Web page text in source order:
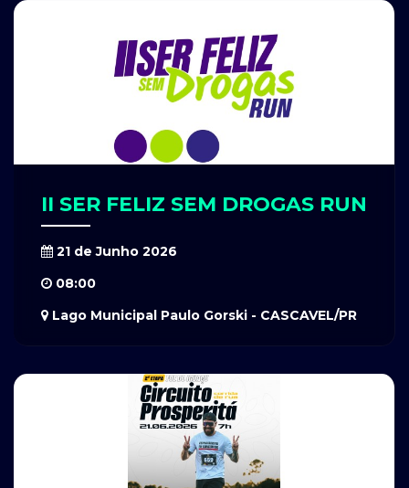
II SER FELIZ SEM DROGAS RUN
21 de Junho 2026
08:00
Lago Municipal Paulo Gorski - CASCAVEL/PR